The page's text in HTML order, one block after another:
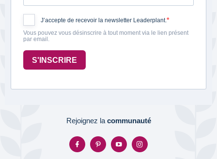
J’accepte de recevoir la newsletter Leaderplant.
Vous pouvez vous désinscrire à tout moment via le lien présent
par email.
S'INSCRIRE
Rejoignez la communauté